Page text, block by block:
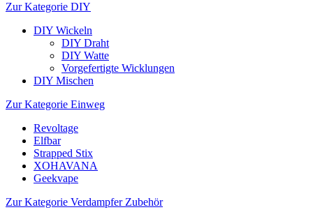
Zur Kategorie DIY
DIY Wickeln
DIY Draht
DIY Watte
Vorgefertigte Wicklungen
DIY Mischen
Zur Kategorie Einweg
Revoltage
Elfbar
Strapped Stix
XOHAVANA
Geekvape
Zur Kategorie Verdampfer Zubehör